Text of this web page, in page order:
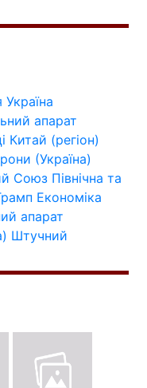
Україна
апарат
Китай (регіон)
(Україна)
Союз Північна та
Економіка
апарат
Штучний